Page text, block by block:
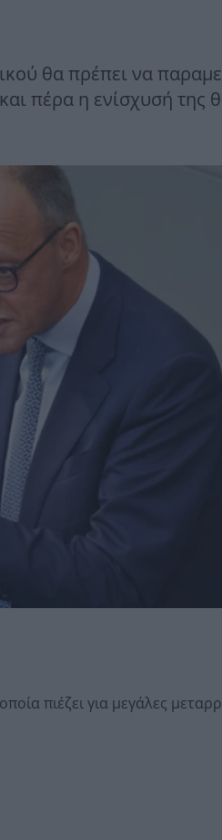
θα πρέπει να
πέρα η ενίσχυσή της
πιέζει για μεγάλες